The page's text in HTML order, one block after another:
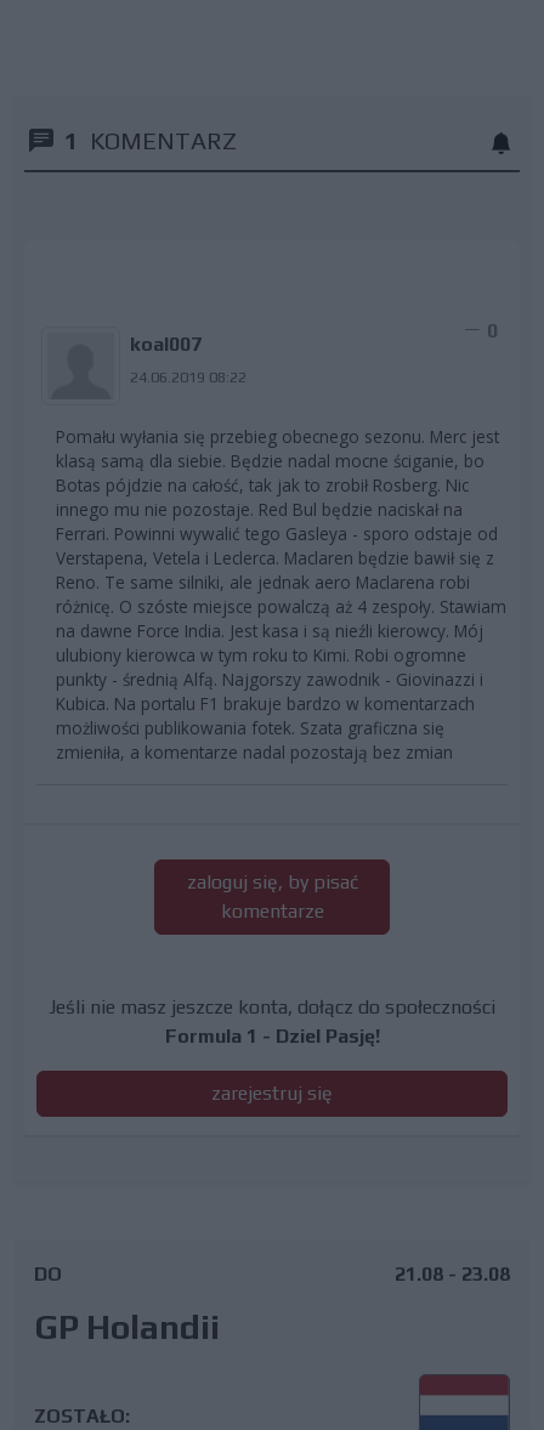
1 KOMENTARZ
koal007
24.06.2019 08:22
0
Pomału wyłania się przebieg obecnego sezonu. Merc jest
klasą samą dla siebie. Będzie nadal mocne ściganie, bo
Botas pójdzie na całość, tak jak to zrobił Rosberg. Nic
innego mu nie pozostaje. Red Bul będzie naciskał na
Ferrari. Powinni wywalić tego Gasleya - sporo odstaje od
Verstapena, Vetela i Leclerca. Maclaren będzie bawił się z
Reno. Te same silniki, ale jednak aero Maclarena robi
różnicę. O szóste miejsce powalczą aż 4 zespoły. Stawiam
na dawne Force India. Jest kasa i są nieźli kierowcy. Mój
ulubiony kierowca w tym roku to Kimi. Robi ogromne
punkty - średnią Alfą. Najgorszy zawodnik - Giovinazzi i
Kubica. Na portalu F1 brakuje bardzo w komentarzach
możliwości publikowania fotek. Szata graficzna się
zmieniła, a komentarze nadal pozostają bez zmian
zaloguj się, by pisać
komentarze
Jeśli nie masz jeszcze konta, dołącz do społeczności
Formula 1 - Dziel Pasję!
zarejestruj się
DO
GP Holandii
21.08 - 23.08
ZOSTAŁO: